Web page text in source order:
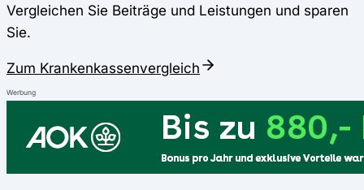
Vergleichen Sie Beiträge und Leistungen und sparen
Sie.
Zum Krankenkassenvergleich
Werbung